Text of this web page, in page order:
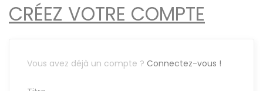
CRÉEZ VOTRE COMPTE
Vous avez déjà un compte ? Connectez-vous !